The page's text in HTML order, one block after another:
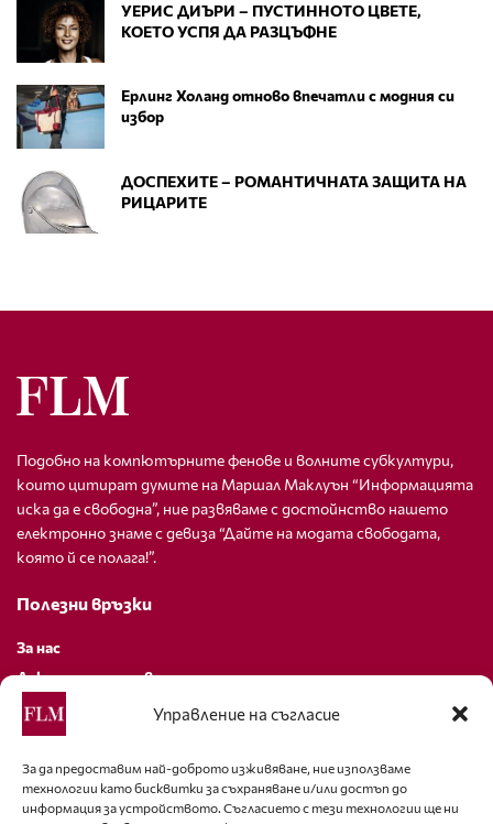
Управление на съгласие
За да предоставим най-доброто изживяване, ние използваме
технологии като бисквитки за съхраняване и/или достъп до
информация за устройството. Съгласието с тези технологии ще ни
УЕРИС ДИЪРИ – ПУСТИННОТО ЦВЕТЕ,
КОЕТО УСПЯ ДА РАЗЦЪФНЕ
Ерлинг Холанд отново впечатли с модния си
избор
ДОСПЕХИТЕ – РОМАНТИЧНАТА ЗАЩИТА НА
РИЦАРИТЕ
Подобно на компютърните фенове и волните субкултури,
които цитират думите на Маршал Маклуън “Информацията
иска да е свободна”, ние развяваме с достойнство нашето
електронно знаме с девиза “Дайте на модата свободата,
която й се полага!”.
Полезни връзки
За нас
Декларация за поверителност
Политика за бисквитки
За контакти
editor@fashion-lifestyle.net